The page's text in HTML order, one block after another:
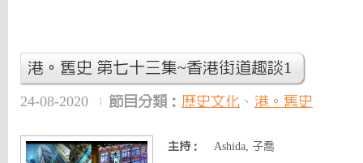
港。舊史 第七十三集~香港街道趣談1
24-08-2020 節目分類： 歷史文化 、 港。舊史
主持：
Ashida, 子喬